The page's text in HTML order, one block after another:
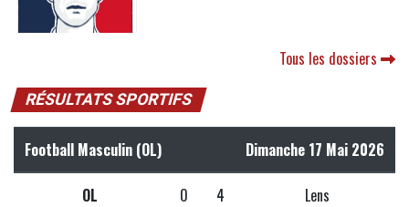
Tous les dossiers
RÉSULTATS SPORTIFS
Football Masculin (OL) Dimanche 17 Mai 2026
OL 0 4 Lens